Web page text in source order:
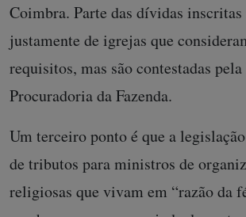
Coimbra. Parte das dívidas inscritas
justamente de igrejas que
requisitos, mas são contestadas
Procuradoria da Fazenda.
Um terceiro ponto é que a
de tributos para ministros de
religiosas que vivam em “razão da